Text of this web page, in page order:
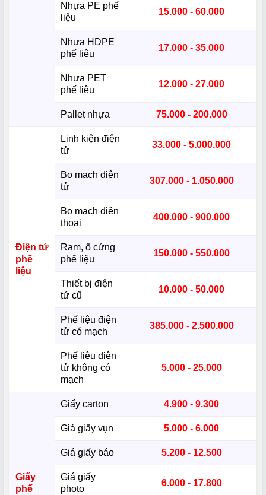
Nhựa PE phế
liệu
15.000 - 60.000
Nhựa HDPE
phế liệu
17.000 - 35.000
Nhựa PET
phế liệu
12.000 - 27.000
Pallet nhựa 75.000 - 200.000
Điện tử
phế
liệu
Linh kiện điện
tử
33.000 - 5.000.000
Bo mạch điện
tử
307.000 - 1.050.000
Bo mạch điện
thoại
400.000 - 900.000
Ram, ổ cứng
phế liệu
150.000 - 550.000
Thiết bị điện
tử cũ
10.000 - 50.000
Phế liệu điện
tử có mạch
385.000 - 2.500.000
Phế liệu điện
tử không có
mạch
5.000 - 25.000
Giấy
phế
Giấy carton 4.900 - 9.300
Giá giấy vụn 5.000 - 6.000
Giá giấy báo 5.200 - 12.500
Giá giấy
photo
6.000 - 17.800